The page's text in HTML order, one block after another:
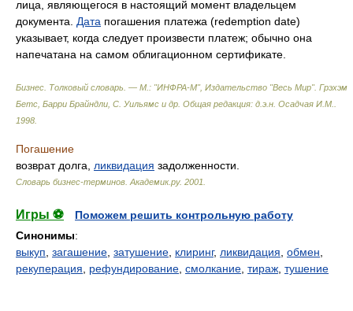
лица, являющегося в настоящий момент владельцем
документа. Дата погашения платежа (redemption date)
указывает, когда следует произвести платеж; обычно она
напечатана на самом облигационном сертификате.
Бизнес. Толковый словарь. — М.: "ИНФРА-М", Издательство "Весь Мир". Грэхэм
Бетс, Барри Брайндли, С. Уильямс и др. Общая редакция: д.э.н. Осадчая И.М.
1998
Погашение
возврат долга, ликвидация задолженности.
Словарь бизнес-терминов. Академик.ру. 2001
Игры ⚽
Поможем решить контрольную работу
Синонимы:
выкуп загашение затушение клиринг, ликвидация обмен
рекуперация
рефундирование смолкание тираж тушение